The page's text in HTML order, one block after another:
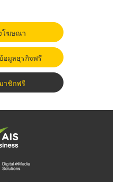
โฆษณา
อมูลธุรกิจฟรี
าชิกฟรี